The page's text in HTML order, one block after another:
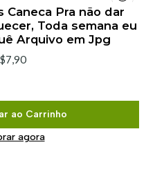
Caneca Pra não dar
Toda semana eu
Arquivo em Jpg
ao Carrinho
agora